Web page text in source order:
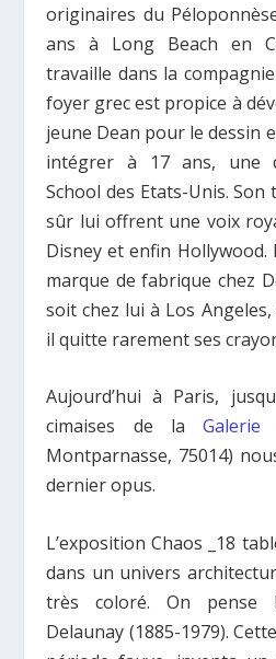
originaires du
ans à Long Beach en
travaille dans la
foyer grec est propice à
jeune Dean pour le dessin
intégrer à 17 ans, une
School des Etats-Unis.
sûr lui offrent une voix
Disney et enfin Hollywood.
marque de fabrique chez
soit chez lui à Los
il quitte rarement ses
Aujourd’hui à Paris,
cimaises de laGalerie
Montparnasse, 75014)
dernier opus.
L’exposition Chaos _18
dans un univers
très coloré. On pense
Delaunay (1885-1979).